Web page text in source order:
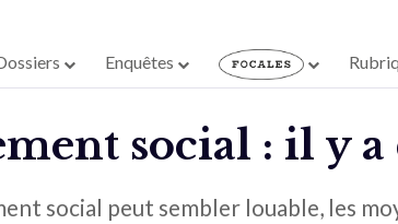
Enquêtes
social : il y
social peut sembler louable, les